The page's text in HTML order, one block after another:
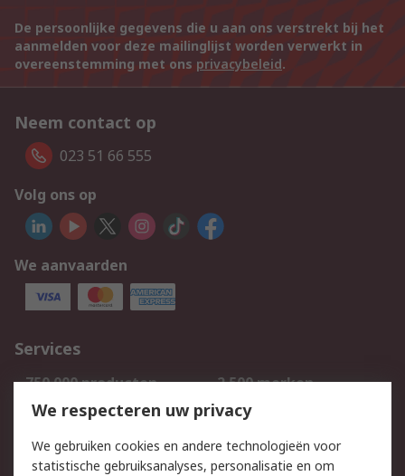
De persoonlijke gegevens die u aan ons verstrekt bij het
aanmelden voor deze mailinglijst worden verwerkt in
overeenstemming met ons privacybeleid.
Neem contact op
023 51 66 555
Volg ons op
We aanvaarden
Services
750.000 producten
2.500 merken
Bestellen
Inkoopoplossingen
Track & Trace
We respecteren uw privacy
We gebruiken cookies en andere technologieën voor
statistische gebruiksanalyses, personalisatie en om